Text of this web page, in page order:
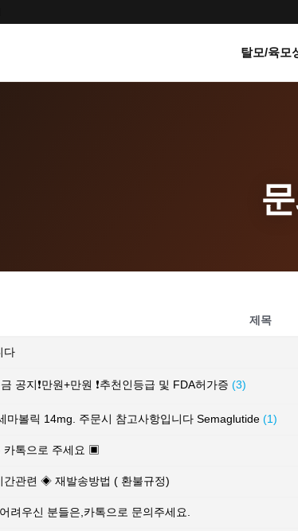
탈모/육모
제목
다
공지❗만원+만원 ❗추천인등급 및 FDA허가증 (3)
마볼릭 14mg. 주문시 참고사항입니다 Semaglutide (1)
톡으로 주세요 ▣
관련 ◈ 재발송방법 ( 환불규정)
려우신 분들은,카톡으로 문의주세요.